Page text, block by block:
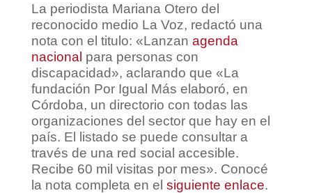
La periodista Mariana Otero del
reconocido medio La Voz, redactó una
nota con el titulo: «Lanzan agenda
nacional para personas con
discapacidad», aclarando que «La
fundación Por Igual Más elaboró, en
Córdoba, un directorio con todas las
organizaciones del sector que hay en el
país. El listado se puede consultar a
través de una red social accesible.
Recibe 60 mil visitas por mes». Conocé
la nota completa en el siguiente enlace.